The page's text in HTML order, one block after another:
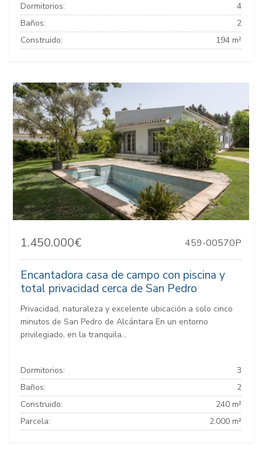
Dormitorios:
4
Baños:
2
Construido:
194 m²
1.450.000€ 459-00570P
Encantadora casa de campo con piscina y
total privacidad cerca de San Pedro
Privacidad, naturaleza y excelente ubicación a solo cinco
minutos de San Pedro de Alcántara En un entorno
privilegiado, en la tranquila...
Dormitorios:
3
Baños:
2
Construido:
240 m²
Parcela:
2.000 m²